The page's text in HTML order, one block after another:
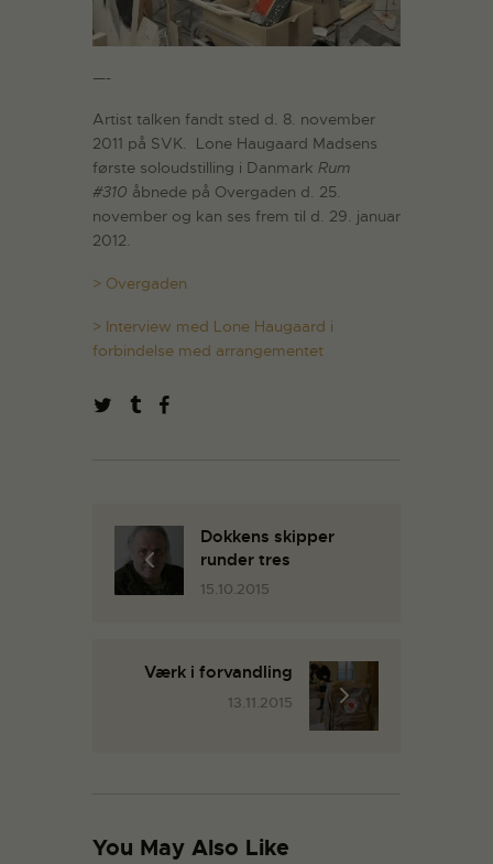
—-
Artist talken fandt sted d. 8. november
2011 på SVK. Lone Haugaard Madsens
første soloudstilling i Danmark Rum
#310 åbnede på Overgaden d. 25.
november og kan ses frem til d. 29. januar
2012.
> Overgaden
> Interview med Lone Haugaard i
forbindelse med arrangementet
Dokkens skipper
runder tres
15.10.2015
Værk i forvandling
13.11.2015
You May Also Like